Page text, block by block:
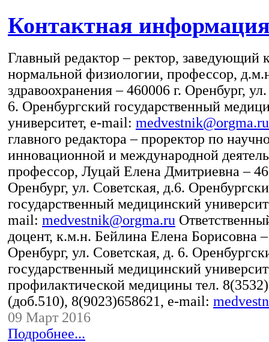
Контактная
Главный редактор – ректор, заведующий
нормальной физиологии, профессор,
здравоохранения – 460006 г. Оренбург,
6. Оренбургский государственный
университет, e-mail: medvestnik@orgma.ru
главного редактора – проректор по
инновационной и международной
профессор, Луцай Елена Дмитриевна –
Оренбург, ул. Советская, д.6.
государственный медицинский
mail: medvestnik@orgma.ru
доцент, к.м.н. Бейлина Елена Борисовна –
Оренбург, ул. Советская, д. 6.
государственный медицинский
профилактической медицины тел.
(доб.510), 8(9023)658621, e-mail:
09 Март 2016
Подробнее...